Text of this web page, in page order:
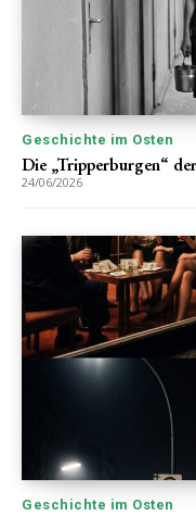
Geschichte im Osten
Die „Tripperburgen“
24/06/2026
Geschichte im Osten